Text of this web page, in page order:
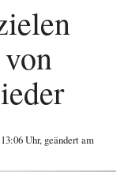
Uhr, geändert am